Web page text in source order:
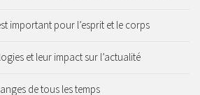
important pour l’esprit et le corps
et leur impact sur l’actualité
de tous les temps